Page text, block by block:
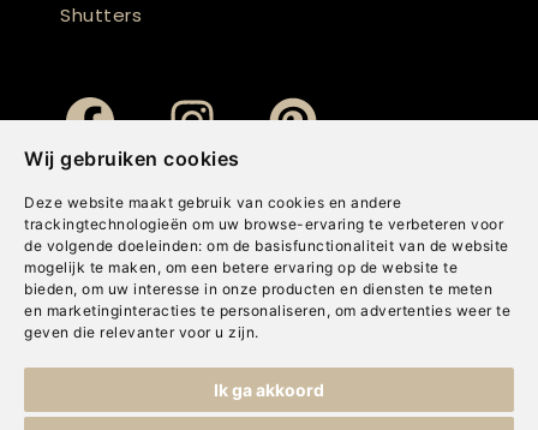
Wij gebruiken cookies
Deze website maakt gebruik van cookies en andere
trackingtechnologieën om uw browse-ervaring te verbeteren voor
de volgende doeleinden: om de basisfunctionaliteit van de website
mogelijk te maken , om een betere ervaring op de website te
bieden, om uw interesse in onze producten en diensten te meten
en marketinginteracties te personaliseren , om advertenties weer te
geven die relevanter voor u zijn.
Ik ga akkoord
Shutters
Cookies